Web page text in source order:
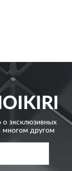
эксклюзивных
многом другом